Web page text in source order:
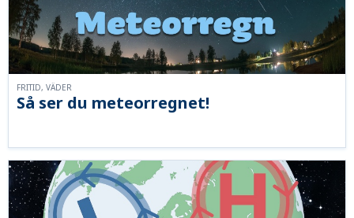
Så ser du meteorregnet!
FRITID, VÄDER